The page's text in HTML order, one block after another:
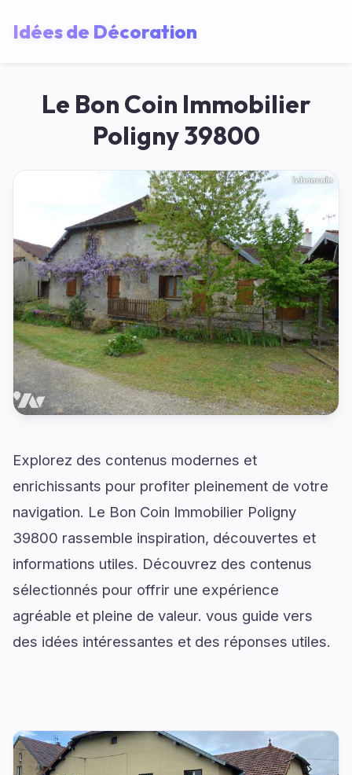
Idées de Décoration
Le Bon Coin Immobilier
Poligny 39800
Explorez des contenus modernes et
enrichissants pour profiter pleinement de votre
navigation. Le Bon Coin Immobilier Poligny
39800 rassemble inspiration, découvertes et
informations utiles. Découvrez des contenus
sélectionnés pour offrir une expérience
agréable et pleine de valeur. vous guide vers
des idées intéressantes et des réponses utiles.